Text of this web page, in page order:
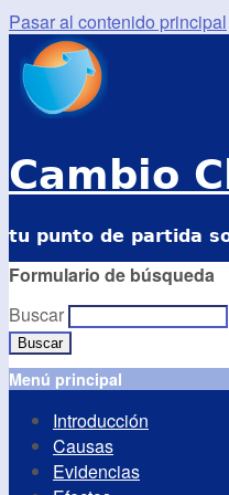
Pasar al contenido principal
Cambio
tu punto de partida
Formulario de búsqueda
Buscar
Menú principal
Introducción
Causas
Evidencias